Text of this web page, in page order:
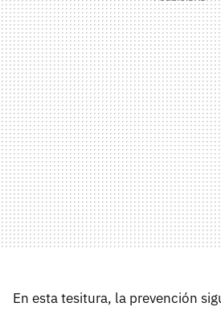
En esta tesitura, la prevención